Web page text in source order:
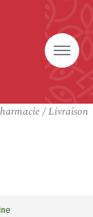
/ Livraison